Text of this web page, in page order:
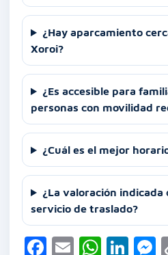
¿Hay aparcamiento
Xoroi?
¿Es accesible para
personas con movilidad
¿Cuál es el mejor
¿La valoración indicada
servicio de traslado?
F
E
W Li